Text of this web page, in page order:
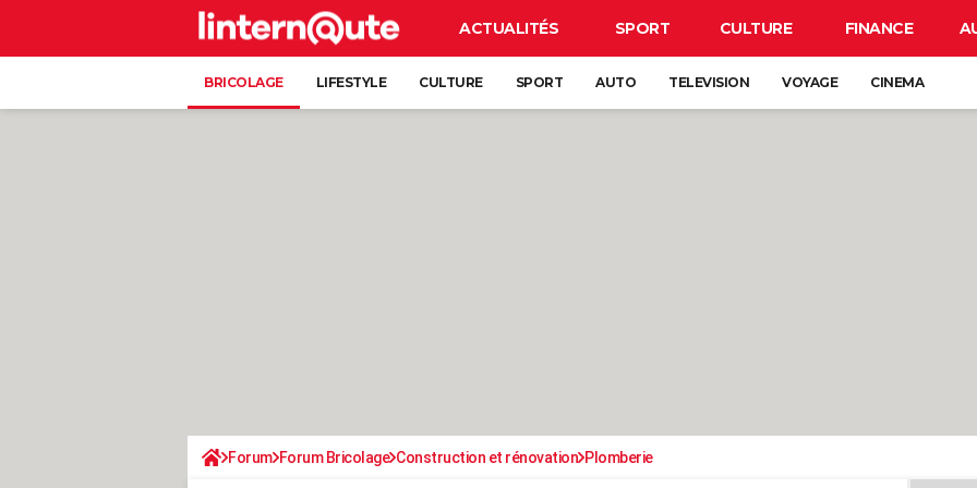
ACTUALITÉS SPORT CULTURE FINANCE
BRICOLAGE LIFESTYLE CULTURE SPORT AUTO TELEVISION VOYAGE CINEMA
Forum Forum Bricolage Construction et rénovation Plomberie